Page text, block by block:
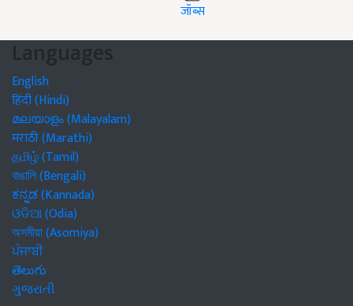
जॉब्स
Languages
English
हिंदी (Hindi)
മലയാളം (Malayalam)
मराठी (Marathi)
தமிழ் (Tamil)
বাঙালি (Bengali)
ಕನ್ನಡ (Kannada)
ଓଡିଆ (Odia)
অসমীয়া (Asomiya)
ਪੰਜਾਬੀ
తెలుగు
ગુજરાતી